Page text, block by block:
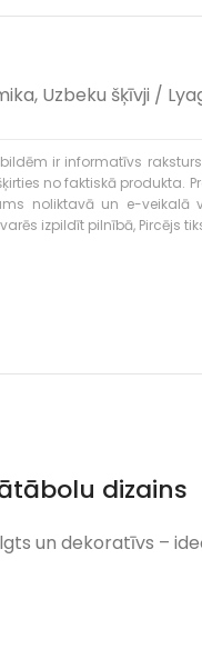
, Uzbeku šķīvji /
ir informatīvs
no faktiskā produkta.
noliktavā un e-
izpildīt pilnībā, Pircējs
dizains
un dekoratīvs –